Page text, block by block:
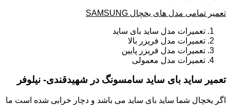
تعمیر تمامی مدل های یخچال SAMSUNG
تعمیرات مدل ساید بای ساید
تعمیرات مدل فریزر بالا
تعمیرات مدل فریزر پایین
تعمیرات مدل معمولی
تعمیر ساید بای ساید سامسونگ در شهیدقندی- نیلوفر
اگر یخچال شما ساید بای ساید می باشد و دچار خرابی شده است ما